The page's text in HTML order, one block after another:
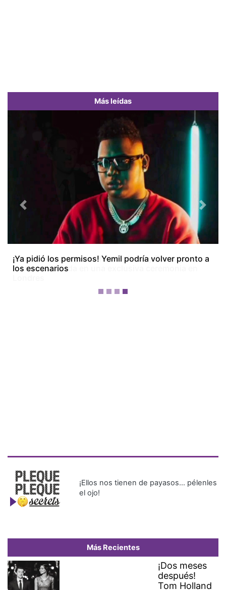
Más leídas
¡Dos meses después! Tom Holland y Zendaya
festejan su boda en una exclusiva ceremonia en
Previous Next
¡Ellos nos tienen de payasos… pélenles
el ojo!
Más Recientes
¡Dos meses
después!
Tom Holland